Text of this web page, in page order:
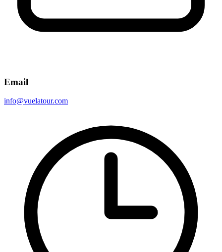
Email
info@vuelatour.com